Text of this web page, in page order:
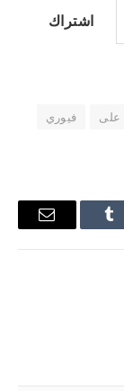
اشتراك
على
فيوري
Tumblr
البريد